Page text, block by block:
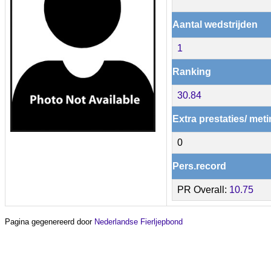
Aantal wedstrijden
1
Ranking
30.84
Extra prestaties/
0
Pers.record
PR Overall: 10.75
Pagina gegenereerd door Nederlandse Fierljepbond